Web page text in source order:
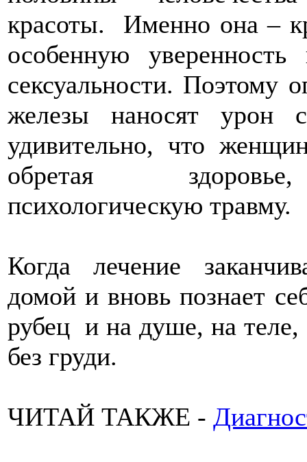
красоты. Именно она –
особенную
сексуальности. Поэтому
железы наносят урон
удивительно, что
обретая здоровье,
психологическую травму.
Когда лечение
домой и вновь познает
рубец и на душе, на теле,
без груди.
ЧИТАЙ ТАКЖЕ -